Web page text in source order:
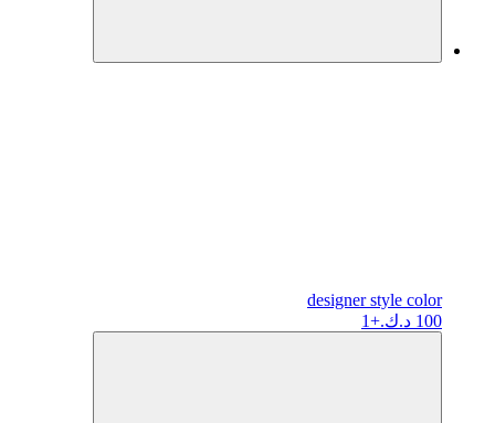
designerstyle color
100 د.ك.
+1